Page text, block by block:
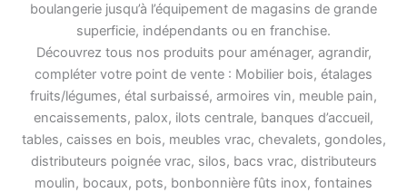
boulangerie jusqu’à l’équipement de magasins de grande
superficie, indépendants ou en franchise.
Découvrez tous nos produits pour aménager, agrandir,
compléter votre point de vente : Mobilier bois, étalages
fruits/légumes, étal surbaissé, armoires vin, meuble pain,
encaissements, palox, ilots centrale, banques d’accueil,
tables, caisses en bois, meubles vrac, chevalets, gondoles,
distributeurs poignée vrac, silos, bacs vrac, distributeurs
moulin, bocaux, pots, bonbonnière fûts inox, fontaines